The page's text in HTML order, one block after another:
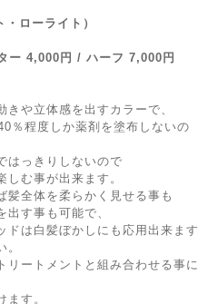
・ローライト）
ー 4,000円 / ハーフ 7,000円
や立体感を出すカラーで、
％程度しか薬剤を塗布しないの
はっきりしないので
む事が出来ます。
髪全体を柔らかく見せる事も
す事も可能で、
ドは白髪ぼかしにも応用出来ます
リートメントと組み合わせる事に
す。